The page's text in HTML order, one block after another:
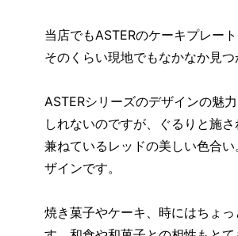
当店でもASTERのケーキプレー
そのくらい現地でもなかなか見
ASTERシリーズのデザインの魅
しれないのですが、ぐるりと施
兼ねているレッドの美しい色合
ザインです。
焼き菓子やケーキ、時にはちょ